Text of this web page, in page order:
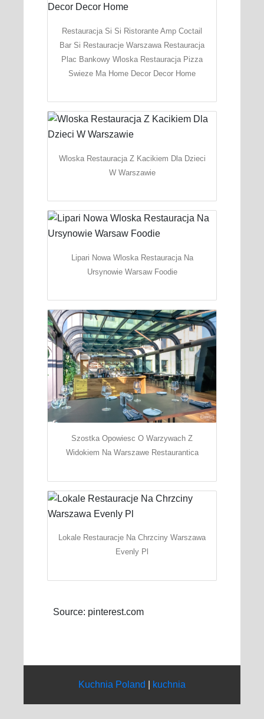
Restauracja Si Si Ristorante Amp Coctail
Bar Si Restauracje Warszawa Restauracja
Plac Bankowy Wloska Restauracja Pizza
Swieze Ma Home Decor Decor Home
Wloska Restauracja Z Kacikiem Dla Dzieci
W Warszawie
Lipari Nowa Wloska Restauracja Na
Ursynowie Warsaw Foodie
Szostka Opowiesc O Warzywach Z
Widokiem Na Warszawe Restaurantica
Lokale Restauracje Na Chrzciny Warszawa
Evenly Pl
Source: pinterest.com
Kuchnia Poland kuchnia